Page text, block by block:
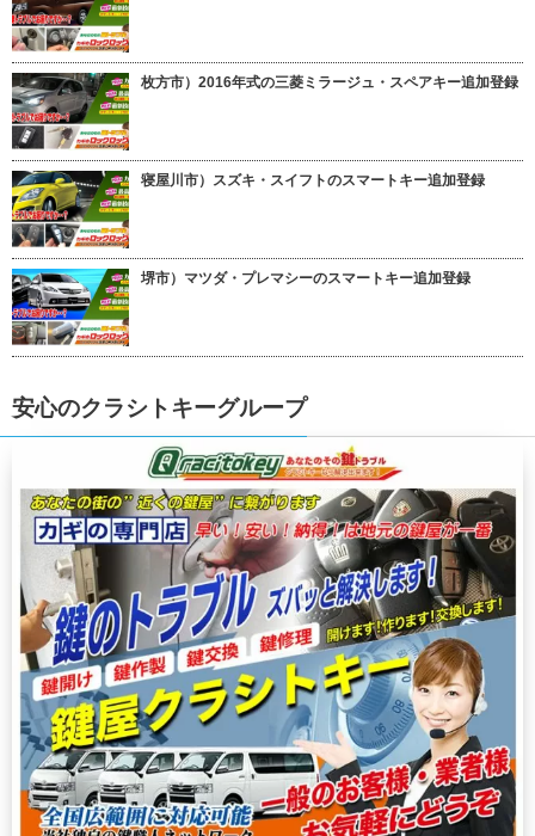
枚方市）2016年式の三菱ミラージュ・スペアキー追加登録
寝屋川市）スズキ・スイフトのスマートキー追加登録
堺市）マツダ・プレマシーのスマートキー追加登録
安心のクラシトキーグループ